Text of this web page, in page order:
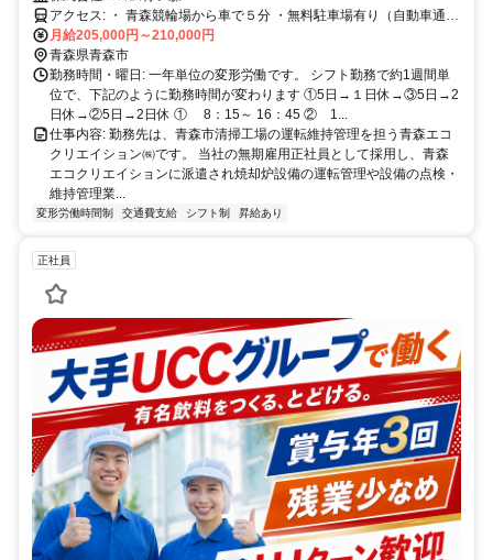
アクセス: ・ 青森競輪場から車で５分 ・無料駐車場有り（自動車通勤
必須）
月給205,000円～210,000円
青森県青森市
勤務時間・曜日: 一年単位の変形労働です。 シフト勤務で約1週間単
位で、下記のように勤務時間が変わります ①5日→１日休→③5日→2
日休→②5日→2日休 ① 8：15～ 16：45 ② 1...
仕事内容: 勤務先は、青森市清掃工場の運転維持管理を担う青森エコ
クリエイション㈱です。 当社の無期雇用正社員として採用し、青森
エコクリエイションに派遣され焼却炉設備の運転管理や設備の点検・
維持管理業...
変形労働時間制 交通費支給 シフト制 昇給あり
正社員